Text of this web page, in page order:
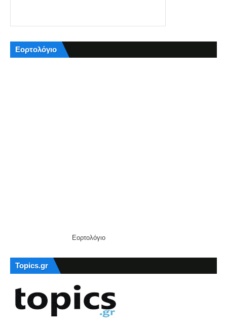
Εορτολόγιο
Εορτολόγιο
Topics.gr